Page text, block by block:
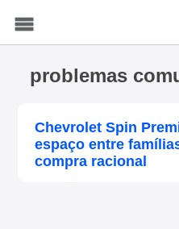
problemas
Chevrolet Spin
espaço entre
compra racional